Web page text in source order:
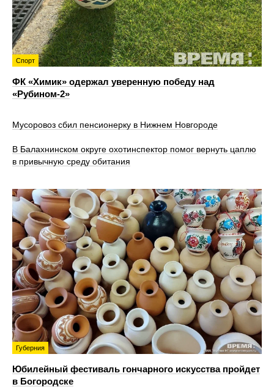
Спорт
ФК «Химик» одержал уверенную победу над
«Рубином‑2»
Мусоровоз сбил пенсионерку в Нижнем Новгороде
В Балахнинском округе охотинспектор помог вернуть цаплю
в привычную среду обитания
Губерния
Юбилейный фестиваль гончарного искусства пройдет
в Богородске